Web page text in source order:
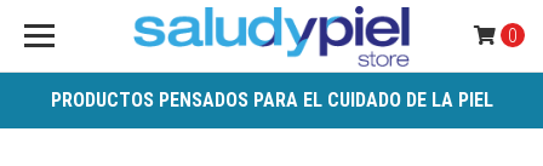
PRODUCTOS PENSADOS PARA EL CUIDADO DE LA PIEL
0